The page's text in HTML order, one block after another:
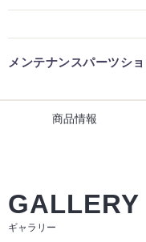
メンテナンスパーツシ
商品情報
GALLERY
ギャラリー